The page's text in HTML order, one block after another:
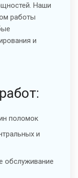
Наши
работы
и
поломок
и
обслуживание